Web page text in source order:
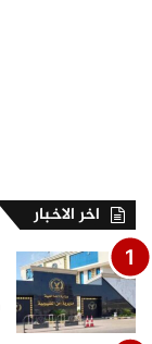
اخر الاخبار